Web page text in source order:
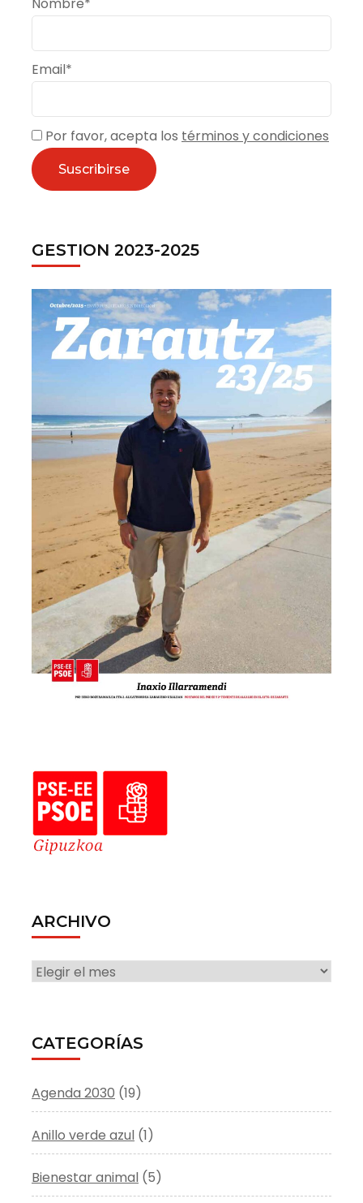
Email*
Por favor, acepta los términos y condiciones
GESTION 2023-2025
ARCHIVO
ARCHIVO
CATEGORÍAS
Agenda 2030 (19)
Anillo verde azul (1)
Bienestar animal (5)